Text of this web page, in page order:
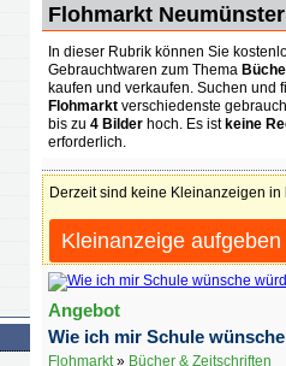
Flohmarkt Neumünster
In dieser Rubrik können Sie
Gebrauchtwaren zum Thema
kaufen und verkaufen. Suchen und
Flohmarkt verschiedenste
bis zu 4 Bilder hoch. Es ist keine
erforderlich.
Derzeit sind keine Kleinanzeigen in
Kleinanzeige
Angebot
Wie ich mir Schule
Flohmarkt» Bücher & Zeitschriften